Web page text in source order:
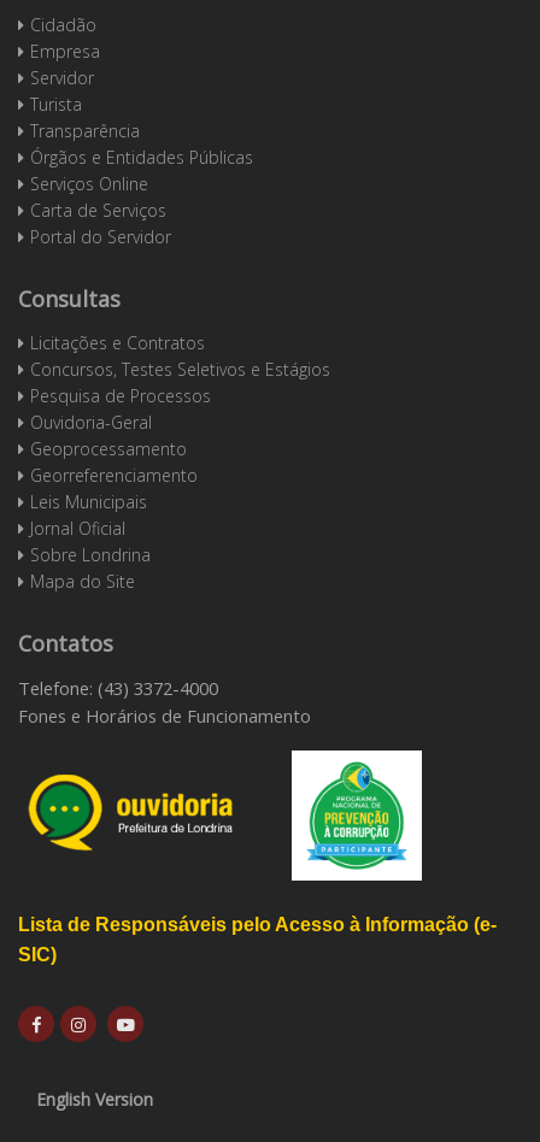
Cidadão
Empresa
Servidor
Turista
Transparência
Órgãos e Entidades Públicas
Serviços Online
Carta de Serviços
Portal do Servidor
Consultas
Licitações e Contratos
Concursos, Testes Seletivos e Estágios
Pesquisa de Processos
Ouvidoria-Geral
Geoprocessamento
Georreferenciamento
Leis Municipais
Jornal Oficial
Sobre Londrina
Mapa do Site
Contatos
Telefone: (43) 3372-4000
Fones e Horários de Funcionamento
Lista de Responsáveis pelo Acesso à Informação (e-
SIC)
English Version